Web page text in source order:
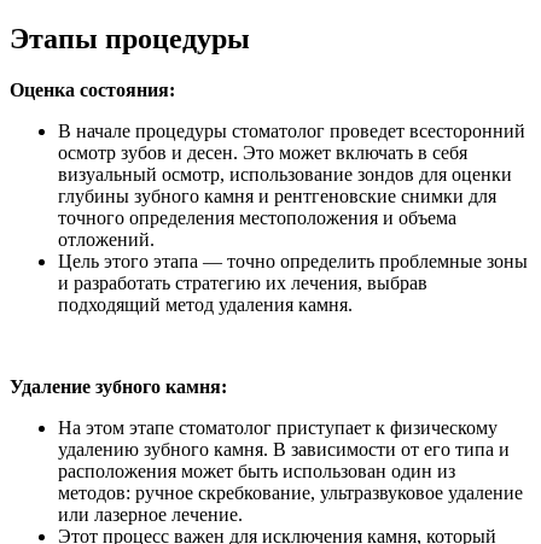
Этапы процедуры
Оценка состояния:
В начале процедуры стоматолог проведет всесторонний
осмотр зубов и десен. Это может включать в себя
визуальный осмотр, использование зондов для оценки
глубины зубного камня и рентгеновские снимки для
точного определения местоположения и объема
отложений.
Цель этого этапа — точно определить проблемные зоны
и разработать стратегию их лечения, выбрав
подходящий метод удаления камня.
Удаление зубного камня:
На этом этапе стоматолог приступает к физическому
удалению зубного камня. В зависимости от его типа и
расположения может быть использован один из
методов: ручное скребкование, ультразвуковое удаление
или лазерное лечение.
Этот процесс важен для исключения камня, который